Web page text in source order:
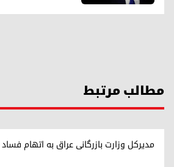
مطالب مرتبط
مدیرکل وزارت بازرگانی عراق به اتهام